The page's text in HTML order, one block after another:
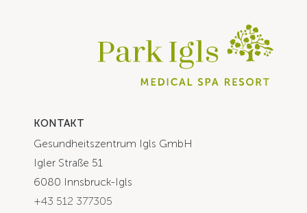
KONTAKT
Gesundheitszentrum Igls GmbH
Igler Straße 51
6080 Innsbruck-Igls
+43 512 377305